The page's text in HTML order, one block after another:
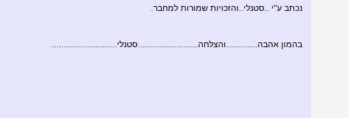
נכתב ע"י ..סטנלי..והזכויות שמורות למחבר.
בהמון אהבה.............והצלחה.........................סטנלי...........................